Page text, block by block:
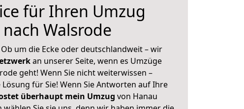
für Ihren Umzug
Walsrode
um die Ecke oder deutschlandweit – wir
an unserer Seite, wenn es Umzüge
geht! Wenn Sie nicht weiterwissen –
für Sie! Wenn Sie Antworten auf Ihre
überhaupt mein Umzug von Hanau